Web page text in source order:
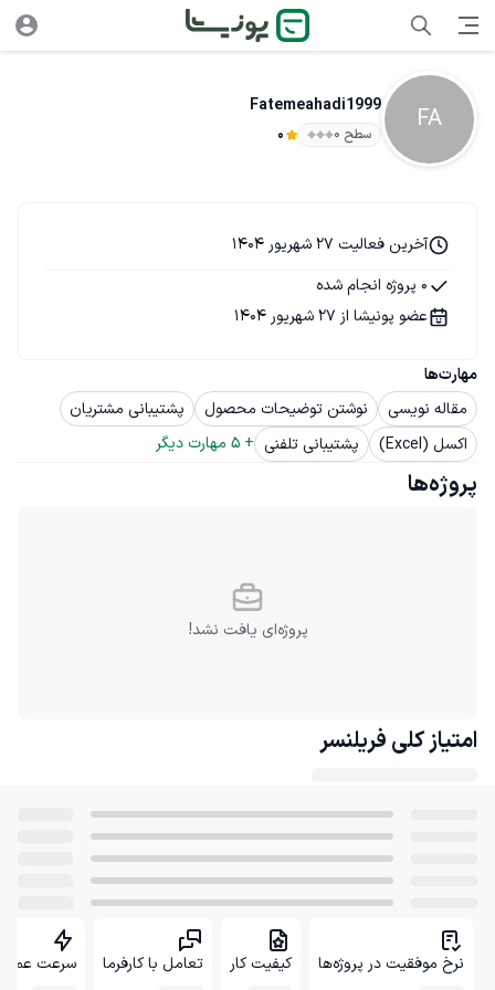
FA
Fatemeahadi1999
سطح ۰ 0
مهارت‌ها
مقاله نویسی
نوشتن توضیحات محصول
پشتیبانی مشتریان
اکسل (Excel)
پشتیبانی تلفنی +
5 مهارت دیگر
آخرین فعالیت 27 شهریور 1404
0 پروژه انجام شده
عضو پونیشا از 27 شهریور 1404
پروژه‌ها
پروژه‌ای یافت نشد!
امتیاز کلی فریلنسر
نرخ موفقیت در پروژه‌ها کیفیت کار تعامل با کارفرما سرعت عمل